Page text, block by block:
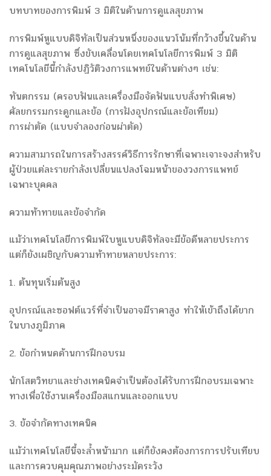
บทบาทของการพิมพ์ 3 มิติในด้านการดูแลสุขภาพ
การพิมพ์หูแบบดิจิทัลเป็นส่วนหนึ่งของแนวโน้มที่กว้างขึ้นในด้าน
การดูแลสุขภาพ ซึ่งขับเคลื่อนโดยเทคโนโลยีการพิมพ์ 3 มิติ
เทคโนโลยีนี้กำลังปฏิวัติวงการแพทย์ในด้านต่างๆ เช่น:
ทันตกรรม (ครอบฟันและเครื่องมือจัดฟันแบบสั่งทำพิเศษ)
ศัลยกรรมกระดูกและข้อ (การฝังอุปกรณ์และข้อเทียม)
การผ่าตัด (แบบจำลองก่อนผ่าตัด)
ความสามารถในการสร้างสรรค์วิธีการรักษาที่เฉพาะเจาะจงสำหรับ
ผู้ป่วยแต่ละรายกำลังเปลี่ยนแปลงโฉมหน้าของวงการแพทย์
เฉพาะบุคคล
ความท้าทายและข้อจำกัด
แม้ว่าเทคโนโลยีการพิมพ์ใบหูแบบดิจิทัลจะมีข้อดีหลายประการ
แต่ก็ยังเผชิญกับความท้าทายหลายประการ:
1. ต้นทุนเริ่มต้นสูง
อุปกรณ์และซอฟต์แวร์ที่จำเป็นอาจมีราคาสูง ทำให้เข้าถึงได้ยาก
ในบางภูมิภาค
2. ข้อกำหนดด้านการฝึกอบรม
นักโสตวิทยาและช่างเทคนิคจำเป็นต้องได้รับการฝึกอบรมเฉพาะ
ทางเพื่อใช้งานเครื่องมือสแกนและออกแบบ
3. ข้อจำกัดทางเทคนิค
แม้ว่าเทคโนโลยีนี้จะล้ำหน้ามาก แต่ก็ยังคงต้องการการปรับเทียบ
และการควบคุมคุณภาพอย่างระมัดระวัง